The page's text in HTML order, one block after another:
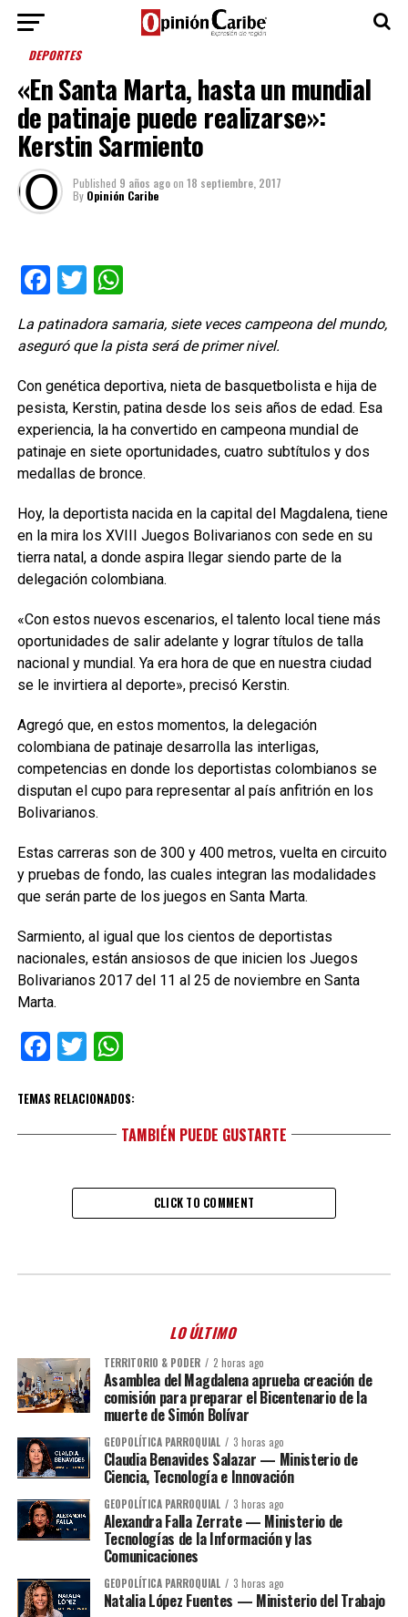
DEPORTES
«En Santa Marta, hasta un mundial
de patinaje puede realizarse»:
Kerstin Sarmiento
Published 9 años agoon 18 septiembre, 2017
By Opinión Caribe
Facebook
TwitterWhatsApp
La patinadora samaria, siete veces campeona del mundo,
aseguró que la pista será de primer nivel.
Con genética deportiva, nieta de basquetbolista e hija de
pesista, Kerstin, patina desde los seis años de edad. Esa
experiencia, la ha convertido en campeona mundial de
patinaje en siete oportunidades, cuatro subtítulos y dos
medallas de bronce.
Hoy, la deportista nacida en la capital del Magdalena, tiene
en la mira los XVIII Juegos Bolivarianos con sede en su
tierra natal, a donde aspira llegar siendo parte de la
delegación colombiana.
«Con estos nuevos escenarios, el talento local tiene más
oportunidades de salir adelante y lograr títulos de talla
nacional y mundial. Ya era hora de que en nuestra ciudad
se le invirtiera al deporte», precisó Kerstin.
Agregó que, en estos momentos, la delegación
colombiana de patinaje desarrolla las interligas,
competencias en donde los deportistas colombianos se
disputan el cupo para representar al país anfitrión en los
Bolivarianos.
Estas carreras son de 300 y 400 metros, vuelta en circuito
y pruebas de fondo, las cuales integran las modalidades
que serán parte de los juegos en Santa Marta.
Sarmiento, al igual que los cientos de deportistas
nacionales, están ansiosos de que inicien los Juegos
Bolivarianos 2017 del 11 al 25 de noviembre en Santa
Marta.
Facebook
TwitterWhatsApp
TEMAS RELACIONADOS:
TAMBIÉN PUEDE GUSTARTE
CLICK TO COMMENT
LO ÚLTIMO
TERRITORIO & PODER 2 horas ago
Asamblea del Magdalena aprueba creación de
comisión para preparar el Bicentenario de la
muerte de Simón Bolívar
GEOPOLÍTICA PARROQUIAL 3 horas ago
Claudia Benavides Salazar — Ministerio de
Ciencia, Tecnología e Innovación
GEOPOLÍTICA PARROQUIAL 3 horas ago
Alexandra Falla Zerrate — Ministerio de
Tecnologías de la Información y las
Comunicaciones
GEOPOLÍTICA PARROQUIAL 3 horas ago
Natalia López Fuentes — Ministerio del Trabajo